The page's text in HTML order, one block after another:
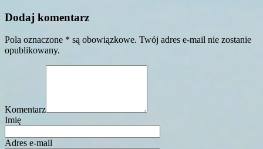
Dodaj komentarz
Pola oznaczone * są obowiązkowe. Twój adres e-mail nie zostanie
opublikowany.
Komentarz
Imię
Adres e-mail